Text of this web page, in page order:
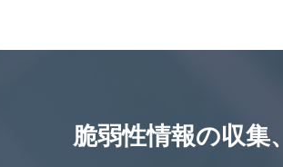
脆弱性情報の収集